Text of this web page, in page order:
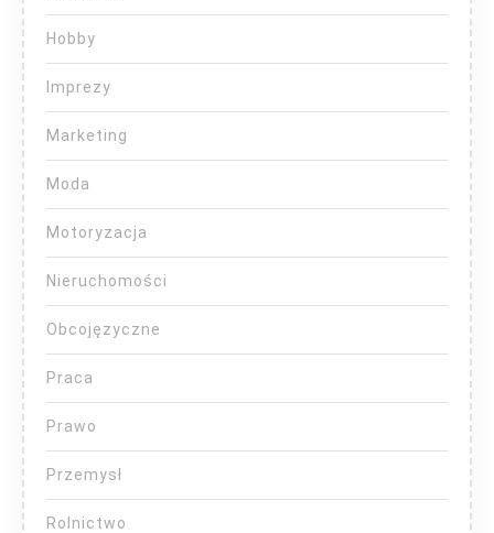
Hobby
Imprezy
Marketing
Moda
Motoryzacja
Nieruchomości
Obcojęzyczne
Praca
Prawo
Przemysł
Rolnictwo